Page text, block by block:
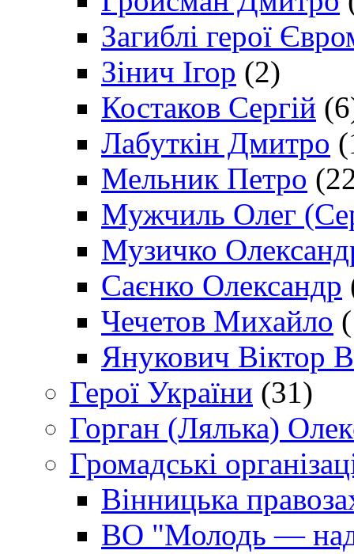
Загиблі герої
Зінич Ігор (2)
Костаков Сергій
Лабуткін Дмитро
Мельник Петро
Мужчиль Олег
Музичко
Саєнко Олександр
Чечетов Михайло
Янукович Віктор
Герої України (31)
Горган (Лялька)
Громадські
Вінницька
ВО "Молодь —